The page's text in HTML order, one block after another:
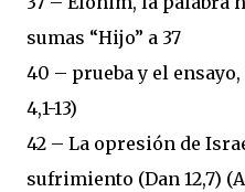
sumas “Hijo” a 37
40 – prueba y el
4,1-13)
42 – La opresión de
sufrimiento (Dan 12,7)